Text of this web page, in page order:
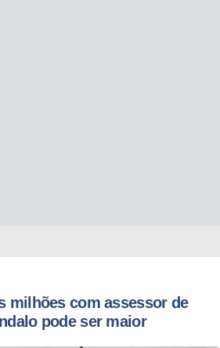
milhões com assessor de
pode ser maior